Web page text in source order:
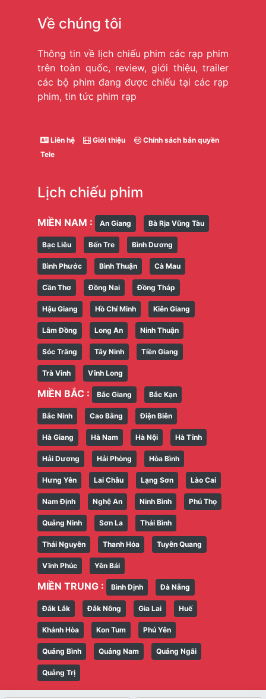
Về chúng tôi
Thông tin về lịch chiếu phim các rạp phim
trên toàn quốc, review, giới thiệu, trailer
các bộ phim đang được chiếu tại các rạp
phim, tin tức phim rạp
Liên hệ Giới thiệu
Chính sách bản quyền
Tele
Lịch chiếu phim
MIỀN NAM : An Giang Bà Rịa Vũng Tàu
Bạc Liêu Bến Tre Bình Dương
Bình Phước Bình Thuận Cà Mau
Cần Thơ Đồng Nai Đồng Tháp
Hậu Giang Hồ Chí Minh Kiên Giang
Lâm Đồng Long An Ninh Thuận
Sóc Trăng Tây Ninh Tiền Giang
Trà Vinh Vĩnh Long
MIỀN BẮC : Bắc Giang Bắc Kạn
Bắc Ninh Cao Bằng Điện Biên
Hà Giang Hà Nam Hà Nội Hà Tĩnh
Hải Dương Hải Phòng Hòa Bình
Hưng Yên Lai Châu Lạng Sơn Lào Cai
Nam Định Nghệ An Ninh Bình Phú Thọ
Quảng Ninh Sơn La Thái Bình
Thái Nguyên Thanh Hóa Tuyên Quang
Vĩnh Phúc Yên Bái
MIỀN TRUNG : Bình Định Đà Nẵng
Đắk Lắk Đắk Nông Gia Lai Huế
Khánh Hòa Kon Tum Phú Yên
Quảng Bình Quảng Nam Quảng Ngãi
Quảng Trị